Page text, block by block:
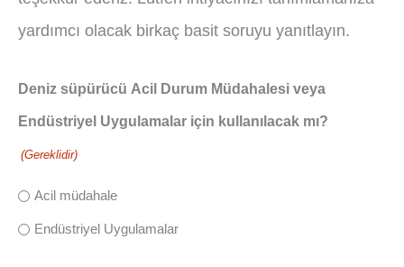
yardımcı olacak birkaç basit soruyu yanıtlayın.
Deniz süpürücü Acil Durum Müdahalesi veya
Endüstriyel Uygulamalar için kullanılacak mı?
(Gereklidir)
Acil müdahale
Endüstriyel Uygulamalar